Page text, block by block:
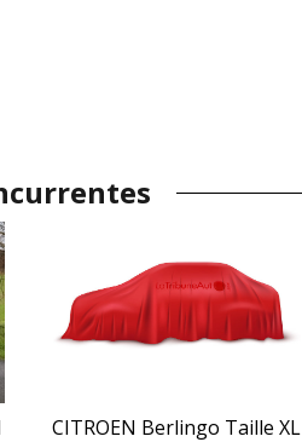
CITROEN Berlingo Taille XL